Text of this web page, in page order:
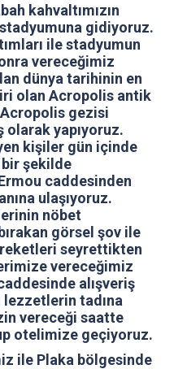
kahvaltımızın
gidiyoruz.
ile stadyumun
vereceğimiz
dünya tarihinin en
olan Acropolis antik
gezisi
yapıyoruz.
kişiler gün içinde
bir şekilde
caddesinden
ulaşıyoruz.
nöbet
görsel şov ile
seyrettikten
vereceğimiz
alışveriş
lezzetlerin tadına
vereceği saatte
otelimize geçiyoruz.
ile Plaka bölgesinde